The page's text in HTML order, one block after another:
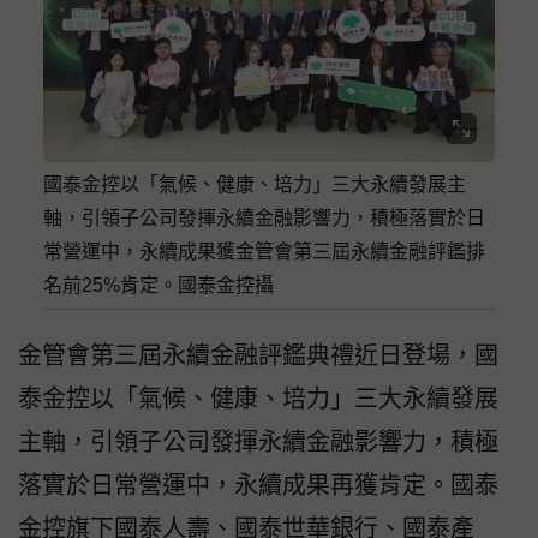
國泰金控以「氣候、健康、培力」三大永續發展主
軸，引領子公司發揮永續金融影響力，積極落實於日
常營運中，永續成果獲金管會第三屆永續金融評鑑排
名前25%肯定。國泰金控攝
金管會第三屆永續金融評鑑典禮近日登場，國
泰金控以「氣候、健康、培力」三大永續發展
主軸，引領子公司發揮永續金融影響力，積極
落實於日常營運中，永續成果再獲肯定。國泰
金控旗下國泰人壽、國泰世華銀行、國泰產